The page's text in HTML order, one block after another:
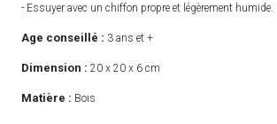
- Essuyer avec un chiffon propre et légèrement humide.
Age conseillé : 3 ans et +
Dimension : 20 x 20 x 6 cm
Matière : Bois